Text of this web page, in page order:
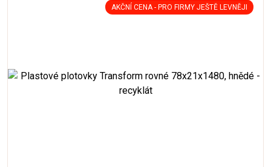
AKČNÍ CENA - PRO FIRMY JEŠTĚ LEVNĚJI